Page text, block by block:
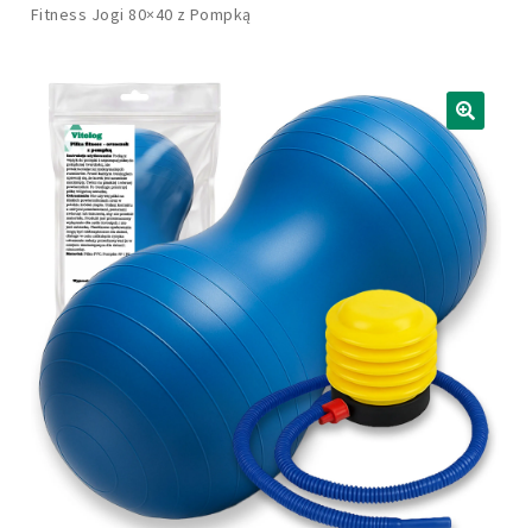
Produkty marki Vitolog
Promocje
Fitness Jogi 80×40 z Pompką
🔍